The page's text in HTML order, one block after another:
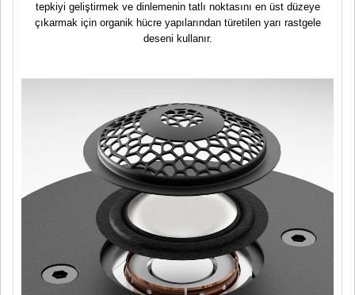
tepkiyi geliştirmek ve dinlemenin tatlı noktasını en üst düzeye
çıkarmak için organik hücre yapılarından türetilen yarı rastgele
deseni kullanır.